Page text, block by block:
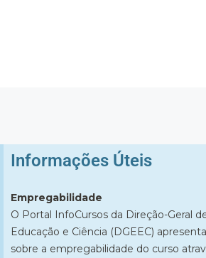
Informações Úteis​
Empregabilidade
O Portal InfoCursos da Direção-Geral
Educação e Ciência (DGEEC)
sobre a empregabilidade do curso